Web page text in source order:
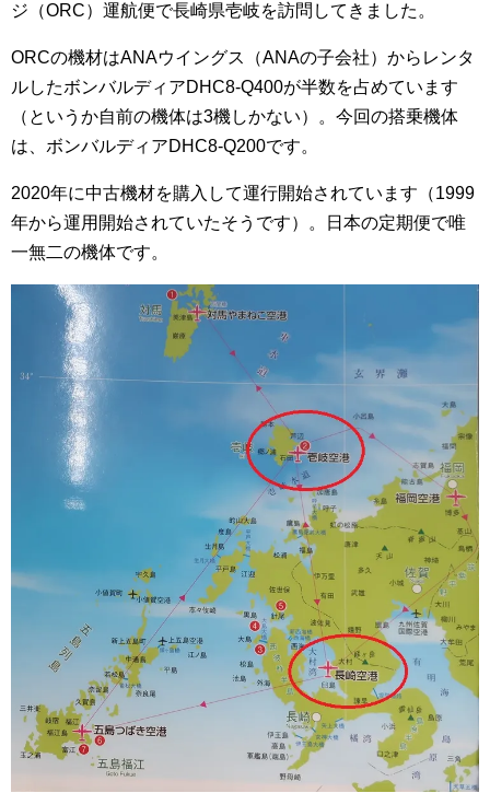
ジ（ORC）運航便で長崎県壱岐を訪問してきました。
ORCの機材はANAウイングス（ANAの子会社）からレンタ
ルしたボンバルディアDHC8-Q400が半数を占めています
（というか自前の機体は3機しかない）。今回の搭乗機体
は、ボンバルディアDHC8-Q200です。
2020年に中古機材を購入して運行開始されています（1999
年から運用開始されていたそうです）。日本の定期便で唯
一無二の機体です。